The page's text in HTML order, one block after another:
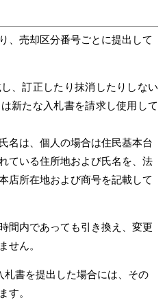
、売却区分番号ごとに提出して
、訂正したり抹消したりしない
新たな入札書を請求し使用して
名は、個人の場合は住民基本台
ている住所地および氏名を、法
店所在地および商号を記載して
間内であっても引き換え、変更
せん。
書を提出した場合には、その
す。